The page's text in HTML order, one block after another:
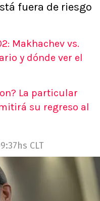
fuera de riesgo
Makhachev vs.
y dónde ver el
La particular
su regreso al
CLT